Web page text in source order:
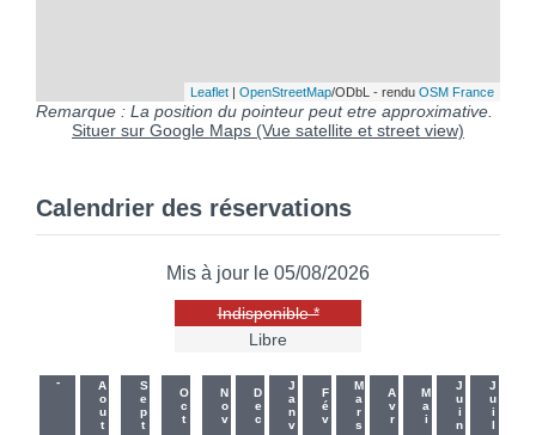
Leaflet OpenStreetMap/ODbL - rendu OSM France
Remarque : La position du pointeur peut etre approximative.
Situer sur Google Maps (Vue satellite et street view)
Calendrier des réservations
Mis à jour le 05/08/2026
Indisponible *
Libre
- Aout Sept Oct Nov Dec Janv Fév Mars Avr Mai Juin Juil